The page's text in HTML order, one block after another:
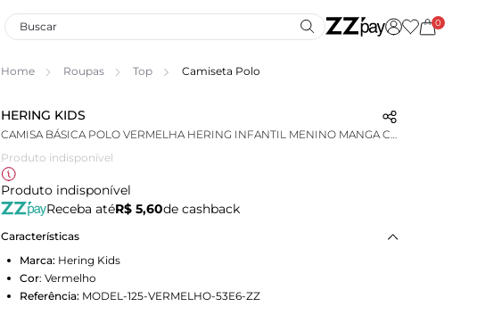
0
Home Roupas Top Camiseta Polo
HERING KIDS
CAMISA BÁSICA POLO VERMELHA HERING INFANTIL MENINO MANGA CURTA EM PIQUET
Produto indisponível
Produto indisponível
Receba atéR$ 5,60de cashback
Características
Marca: Hering Kids
Cor: Vermelho
Referência: MODEL-125-VERMELHO-53E6-ZZ